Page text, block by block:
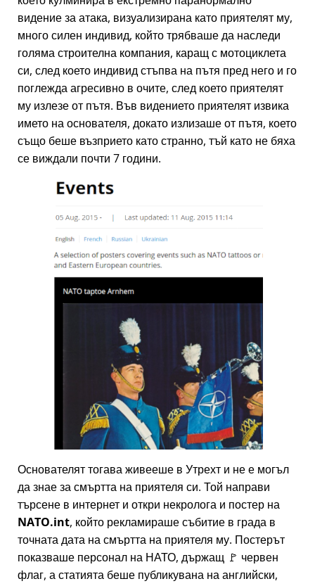
видение за атака, визуализирана като приятелят му,
много силен индивид, който трябваше да наследи
голяма строителна компания, каращ с мотоциклета
си, след което индивид стъпва на пътя пред него и го
поглежда агресивно в очите, след което приятелят
му излезе от пътя. Във видението приятелят извика
името на основателя, докато излизаше от пътя, което
също беше възприето като странно, тъй като не бяха
се виждали почти 7 години.
Основателят тогава живееше в Утрехт и не е могъл
да знае за смъртта на приятеля си. Той направи
търсене в интернет и откри некролога и постер на
NATO.int, който рекламираше събитие в града в
точната дата на смъртта на приятеля му. Постерът
показваше персонал на НАТО, държащ 🚩 червен
флаг, а статията беше публикувана на английски,